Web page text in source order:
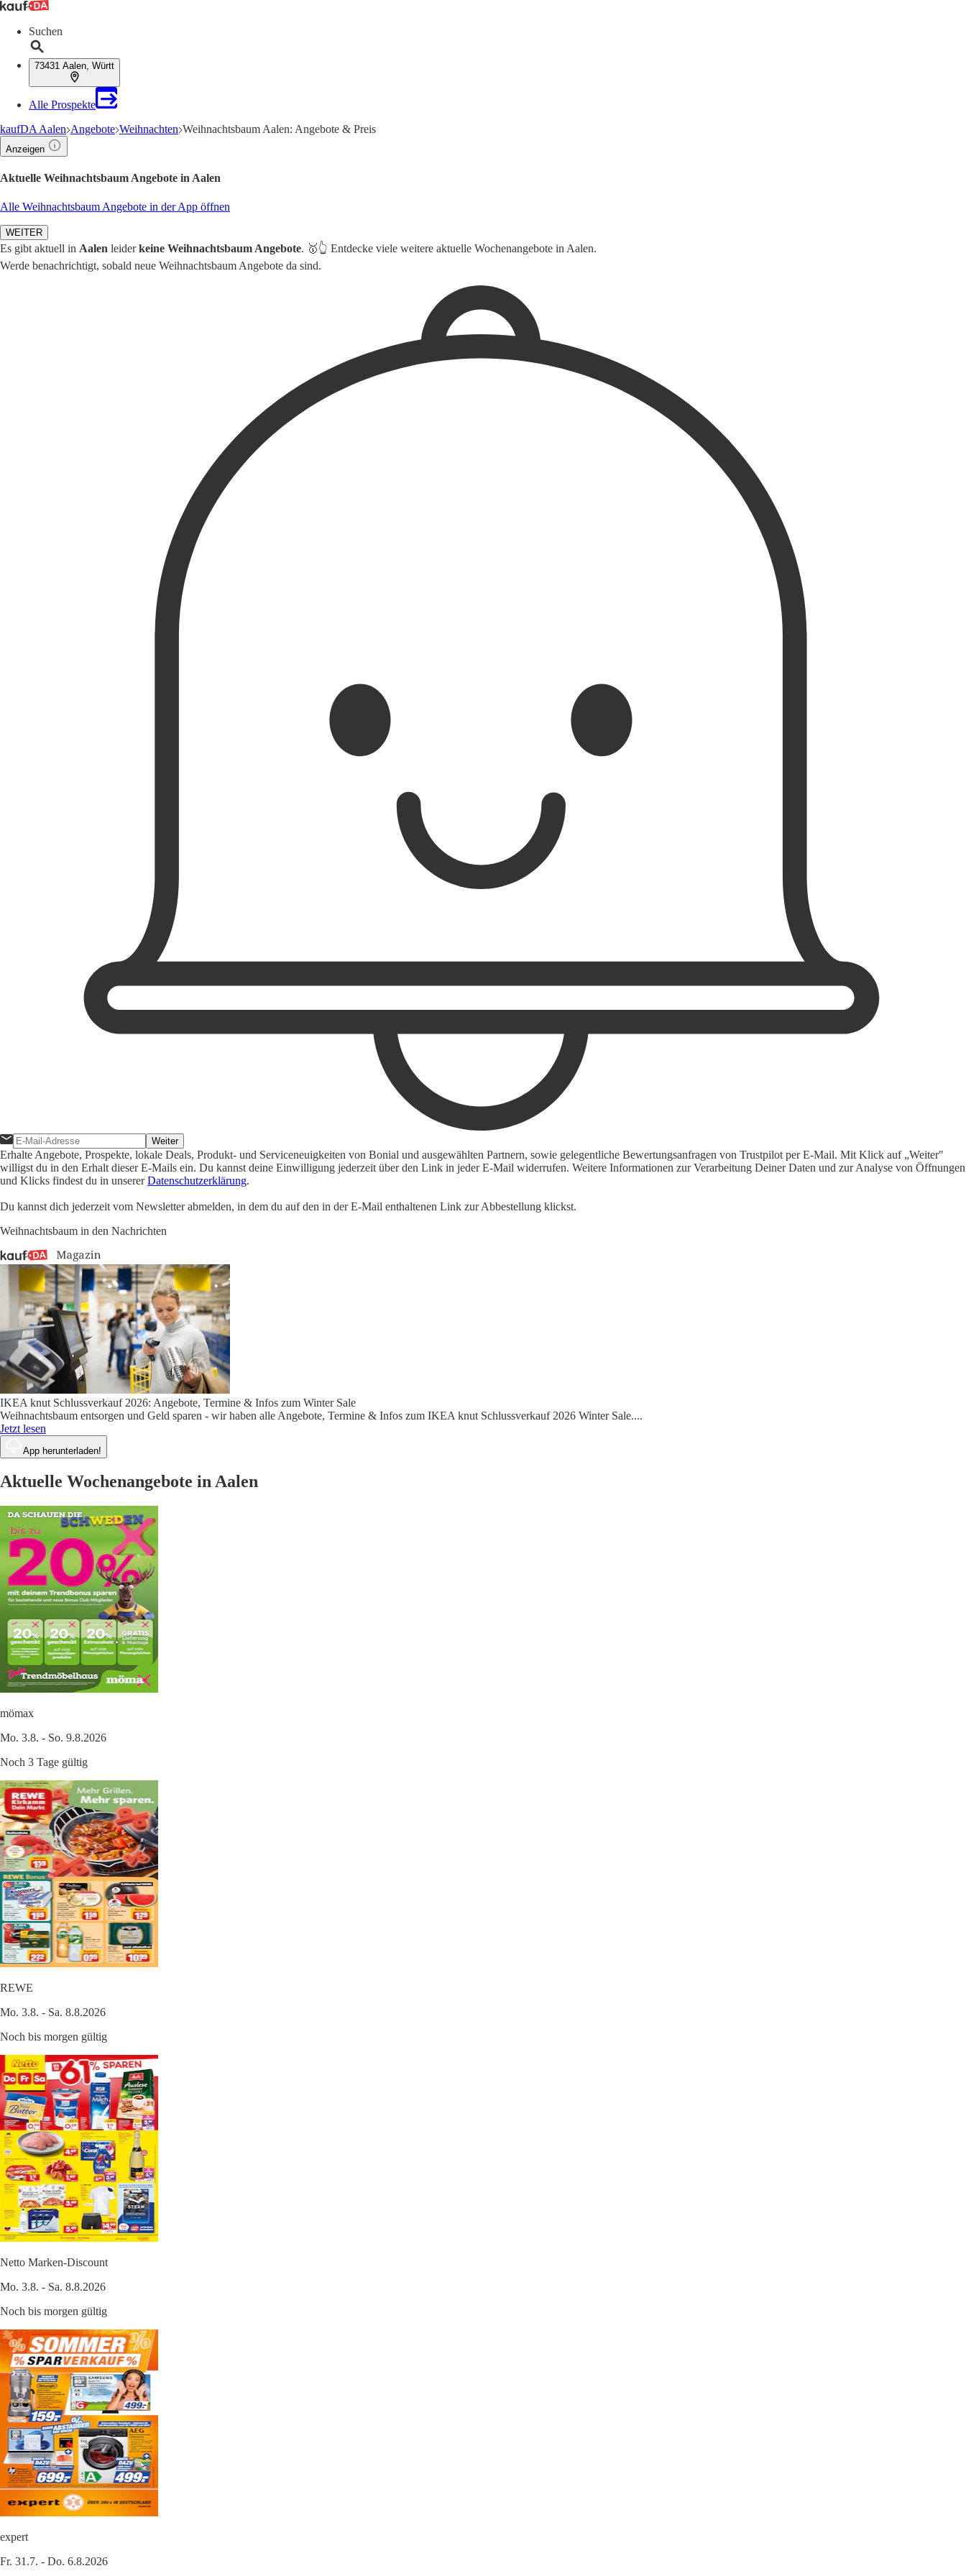
Suchen
73431 Aalen, Württ
Alle Prospekte
kaufDA Aalen Angebote Weihnachten Weihnachtsbaum Aalen: Angebote & Preis
Anzeigen
Aktuelle Weihnachtsbaum Angebote in Aalen
Alle Weihnachtsbaum Angebote in der App öffnen
WEITER
Es gibt aktuell in Aalen leiderkeine Weihnachtsbaum Angebote. 🥇👆 Entdecke viele weitere aktuelle Wochenangebote in Aalen.
Werde benachrichtigt, sobald neue Weihnachtsbaum Angebote da sind.
Weiter
Erhalte Angebote, Prospekte, lokale Deals, Produkt- und Serviceneuigkeiten von Bonial und ausgewählten Partnern, sowie gelegentliche Bewertungsanfragen von Trustpilot per E-Mail. Mit Klick auf „Weiter"
willigst du in den Erhalt dieser E-Mails ein. Du kannst deine Einwilligung jederzeit über den Link in jeder E-Mail widerrufen. Weitere Informationen zur Verarbeitung Deiner Daten und zur Analyse von Öffnungen
und Klicks findest du in unsererDatenschutzerklärung.
Du kannst dich jederzeit vom Newsletter abmelden, in dem du auf den in der E-Mail enthaltenen Link zur Abbestellung klickst.
Weihnachtsbaum in den Nachrichten
IKEA knut Schlussverkauf 2026: Angebote, Termine & Infos zum Winter Sale
Weihnachtsbaum entsorgen und Geld sparen - wir haben alle Angebote, Termine & Infos zum IKEA knut Schlussverkauf 2026 Winter Sale....
Jetzt lesen
App herunterladen!
Aktuelle Wochenangebote in Aalen
mömax
Mo. 3.8. - So. 9.8.2026
Noch 3 Tage gültig
REWE
Mo. 3.8. - Sa. 8.8.2026
Noch bis morgen gültig
Netto Marken-Discount
Mo. 3.8. - Sa. 8.8.2026
Noch bis morgen gültig
expert
Fr. 31.7. - Do. 6.8.2026